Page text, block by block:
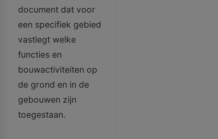
document dat voor
een specifiek gebied
vastlegt welke
functies en
bouwactiviteiten op
de grond en in de
gebouwen zijn
toegestaan.